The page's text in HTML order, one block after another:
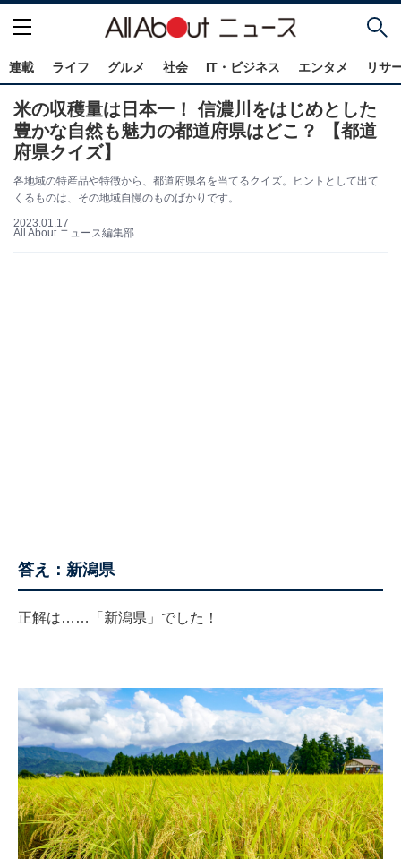
連載 ライフ グルメ 社会 IT・ビジネス エンタメ リサ
米の収穫量は日本一！ 信濃川をはじめとした
豊かな自然も魅力の都道府県はどこ？ 【都道
府県クイズ】
各地域の特産品や特徴から、都道府県名を当てるクイズ。ヒントとして出て
くるものは、その地域自慢のものばかりです。
2023.01.17
All About ニュース編集部
答え：新潟県
正解は……「新潟県」でした！